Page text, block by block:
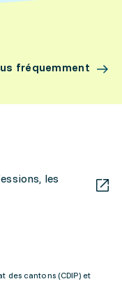
fréquemment
les
des cantons (CDIP) et